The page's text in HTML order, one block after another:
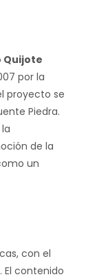
Quijote
por la
proyecto se
Piedra.
de la
un
con el
El contenido